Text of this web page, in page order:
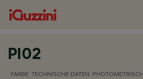
PI02
FARBE TECHNISCHE DATEN